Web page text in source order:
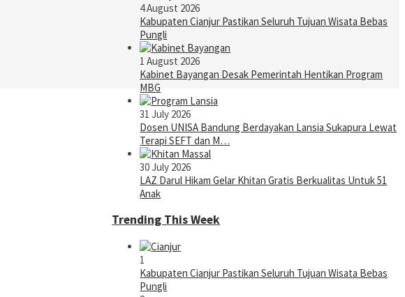
4 August 2026
Kabupaten Cianjur Pastikan Seluruh Tujuan Wisata Bebas
Pungli
1 August 2026
Kabinet Bayangan Desak Pemerintah Hentikan Program
MBG
31 July 2026
Dosen UNISA Bandung Berdayakan Lansia Sukapura Lewat
Terapi SEFT dan M…
30 July 2026
LAZ Darul Hikam Gelar Khitan Gratis Berkualitas Untuk 51
Anak
Trending This Week
1
Kabupaten Cianjur Pastikan Seluruh Tujuan Wisata Bebas
Pungli